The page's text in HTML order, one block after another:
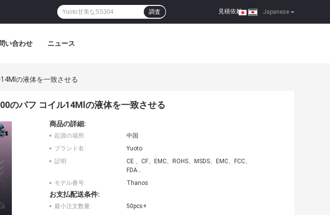
Japanese
見積依頼 |
調査
い合わせ ニュース
の液体を一致させる
のパフ コイル14Mlの液体を一致させる
商品の詳細:
起源の場所:
中国
ブランド名:
Yuoto
証明:
CE 、CF、EMC、ROHS、MSDS、EMC、FCC、
FDA...
モデル番号:
Thanos
お支払配送条件:
最小注文数量:
50pcs+